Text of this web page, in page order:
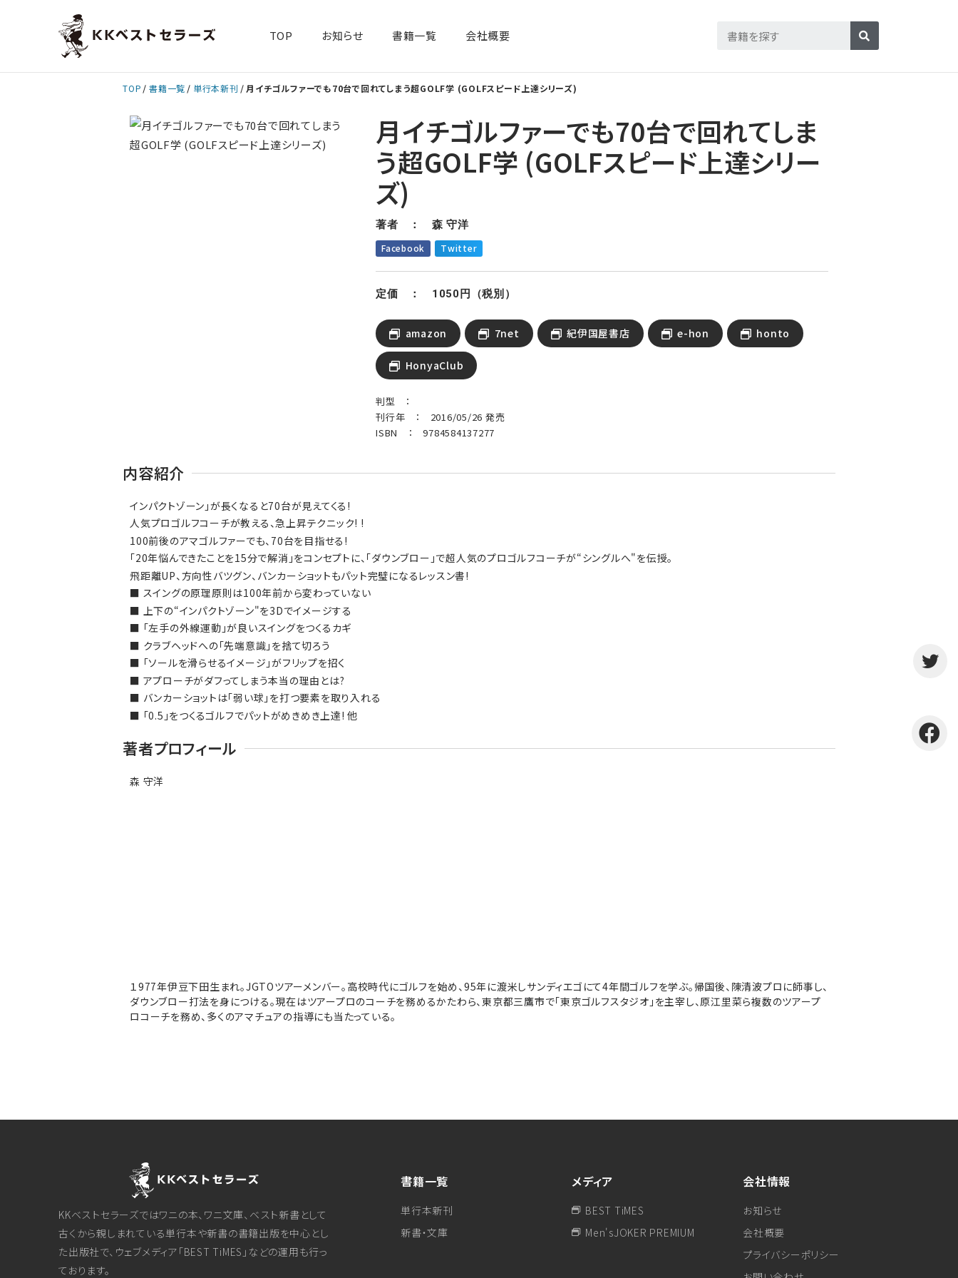
TOP お知らせ 書籍一覧​ 会社概要
TOP 書籍一覧 単行本新刊 月イチゴルファーでも70台で回れてしまう超GOLF学 (GOLFスピード上達シリーズ)
月イチゴルファーでも70台で回れてしま
う超GOLF学 (GOLFスピード上達シリー
ズ)
著者 ： 森 守洋
Facebook Twitter
定価 ： 1050円（税別）
amazon 7net 紀伊国屋書店 e-hon honto
HonyaClub
判型 ：
刊行年 ： 2016/05/26 発売
ISBN ： 9784584137277
内容紹介
インパクトゾーン」が長くなると70台が見えてくる!
人気プロゴルフコーチが教える、急上昇テクニック! !
100前後のアマゴルファーでも、70台を目指せる!
「20年悩んできたことを15分で解消」をコンセプトに、「ダウンブロー」で超人気のプロゴルフコーチが“シングルへ"を伝授。
飛距離UP、方向性バツグン、バンカーショットもパット完璧になるレッスン書!
■ スイングの原理原則は100年前から変わっていない
■ 上下の“インパクトゾーン"を3Dでイメージする
■ 「左手の外線運動」が良いスイングをつくるカギ
■ クラブヘッドへの「先端意識」を捨て切ろう
■ 「ソールを滑らせるイメージ」がフリップを招く
■ アプローチがダフってしまう本当の理由とは?
■ バンカーショットは「弱い球」を打つ要素を取り入れる
■ 「0.5」をつくるゴルフでパットがめきめき上達! 他
著者プロフィール
森 守洋
１977年伊豆下田生まれ。JGTOツアーメンバー。高校時代にゴルフを始め、95年に渡米しサンディエゴにて4年間ゴルフを学ぶ。帰国後、陳清波プロに師事し、
ダウンブロー打法を身につける。現在はツアープロのコーチを務めるかたわら、東京都三鷹市で「東京ゴルフスタジオ」を主宰し、原江里菜ら複数のツアープ
ロコーチを務め、多くのアマチュアの指導にも当たっている。
KKベストセラーズではワニの本、ワニ文庫、ベスト新書として
古くから親しまれている単行本や新書の書籍出版を中心とし
た出版社で、ウェブメディア「BEST TiMES」などの運用も行っ
ております。
書籍一覧
単行本新刊
新書・文庫
メディア
BEST TiMES
Men'sJOKER PREMIUM
会社情報
お知らせ
会社概要
プライバシーポリシー